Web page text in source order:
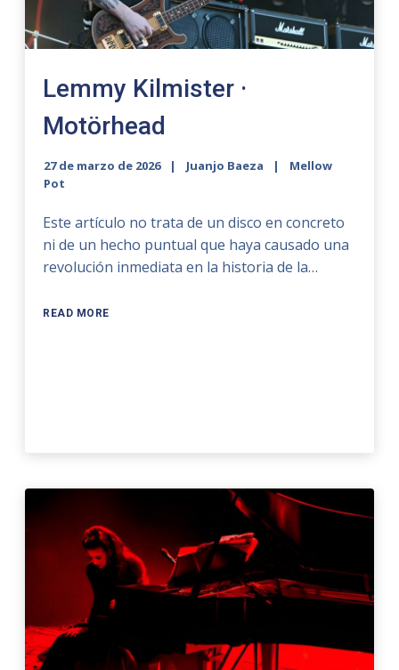
Lemmy Kilmister ·
Motörhead
27 de marzo de 2026 Juanjo Baeza
Mellow
Pot
Este artículo no trata de un disco en concreto
ni de un hecho puntual que haya causado una
revolución inmediata en la historia de la…
READ MORE